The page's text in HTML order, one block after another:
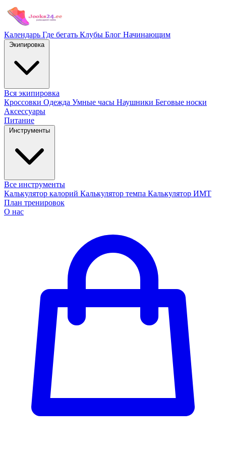
Календарь Где бегать Клубы Блог Начинающим
Экипировка
Вся экипировка
Кроссовки Одежда Умные часы Наушники Беговые носки
Аксессуары
Питание
Все инструменты
Калькулятор калорий Калькулятор темпа Калькулятор ИМТ
План тренировок
О нас